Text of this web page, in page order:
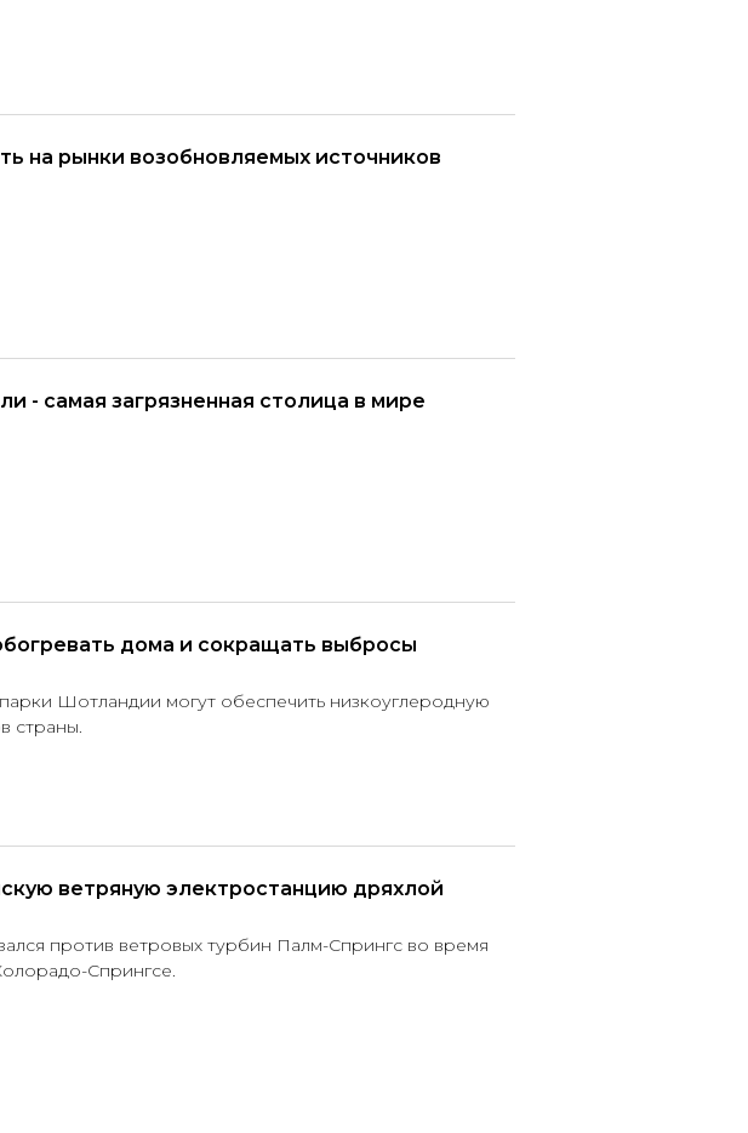
на рынки возобновляемых источников
- самая загрязненная столица в мире
дома и сокращать выбросы
Шотландии могут обеспечить низкоуглеродную
страны.
ветряную электростанцию дряхлой
против ветровых турбин Палм-Спрингс во время
Спрингсе.